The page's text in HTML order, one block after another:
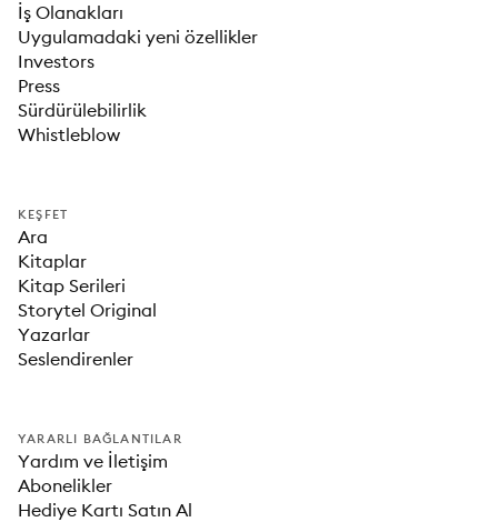
İş Olanakları
Uygulamadaki yeni özellikler
Investors
Press
Sürdürülebilirlik
Whistleblow
KEŞFET
Ara
Kitaplar
Kitap Serileri
Storytel Original
Yazarlar
Seslendirenler
YARARLI BAĞLANTILAR
Yardım ve İletişim
Abonelikler
Hediye Kartı Satın Al